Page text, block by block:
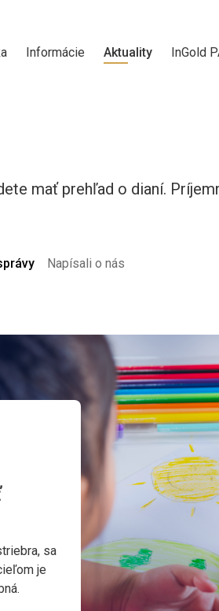
Informácie Aktuality InGold
mať prehľad o dianí.
Napísali o nás
sa
je